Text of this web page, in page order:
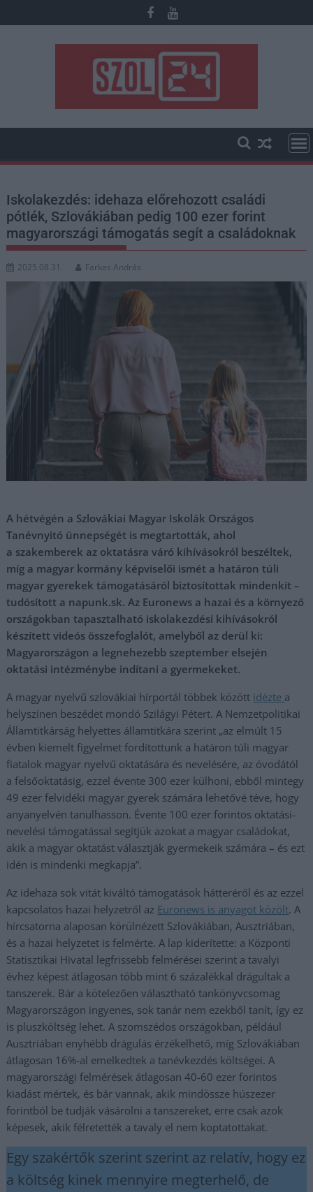
to
Iskolakezdés: idehaza előrehozott családi
pótlék, Szlovákiában pedig 100 ezer forint
magyarországi támogatás segít a családoknak
2025.08.31. Farkas András
A hétvégén a Szlovákiai Magyar Iskolák Országos
Tanévnyitó ünnepségét is megtartották, ahol
a szakemberek az oktatásra váró kihívásokról beszéltek,
míg a magyar kormány képviselői ismét a határon túli
magyar gyerekek támogatásáról biztosítottak mindenkit –
tudósított a napunk.sk. Az Euronews a hazai és a környező
országokban tapasztalható iskolakezdési kihívásokról
készített videós összefoglalót, amelyből az derül ki:
Magyarországon a legnehezebb szeptember elsején
oktatási intézménybe indítani a gyermekeket.
A magyar nyelvű szlovákiai hírportál többek között idézte a
helyszínen beszédet mondó Szilágyi Pétert. A Nemzetpolitikai
Államtitkárság helyettes államtitkára szerint „az elmúlt 15
évben kiemelt figyelmet fordítottunk a határon túli magyar
fiatalok magyar nyelvű oktatására és nevelésére, az óvodától
a felsőoktatásig, ezzel évente 300 ezer külhoni, ebből mintegy
49 ezer felvidéki magyar gyerek számára lehetővé téve, hogy
anyanyelvén tanulhasson. Évente 100 ezer forintos oktatási-
nevelési támogatással segítjük azokat a magyar családokat,
akik a magyar oktatást választják gyermekeik számára – és ezt
idén is mindenki megkapja”.
Az idehaza sok vitát kiváltó támogatások hátteréről és az ezzel
kapcsolatos hazai helyzetről az Euronews is anyagot közölt. A
hírcsatorna alaposan körülnézett Szlovákiában, Ausztriában,
és a hazai helyzetet is felmérte. A lap kiderítette: a Központi
Statisztikai Hivatal legfrissebb felmérései szerint a tavalyi
évhez képest átlagosan több mint 6 százalékkal drágultak a
tanszerek. Bár a kötelezően választható tankönyvcsomag
Magyarországon ingyenes, sok tanár nem ezekből tanít, így ez
is pluszköltség lehet. A szomszédos országokban, például
Ausztriában enyhébb drágulás érzékelhető, míg Szlovákiában
átlagosan 16%-al emelkedtek a tanévkezdés költségei. A
magyarországi felmérések átlagosan 40-60 ezer forintos
kiadást mértek, és bár vannak, akik mindössze húszezer
forintból be tudják vásárolni a tanszereket, erre csak azok
képesek, akik félretették a tavaly el nem koptatottakat.
Egy szakértők szerint szerint az relatív, hogy ez
a költség kinek mennyire megterhelő, de